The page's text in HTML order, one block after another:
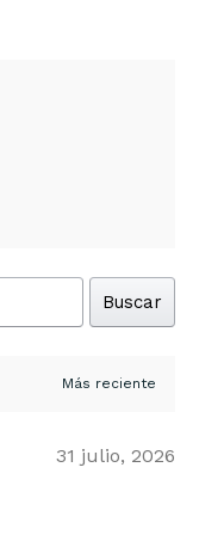
Buscar
31 julio, 2026